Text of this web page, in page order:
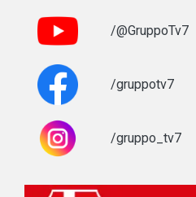
/@GruppoTv7
/gruppotv7
/gruppo_tv7